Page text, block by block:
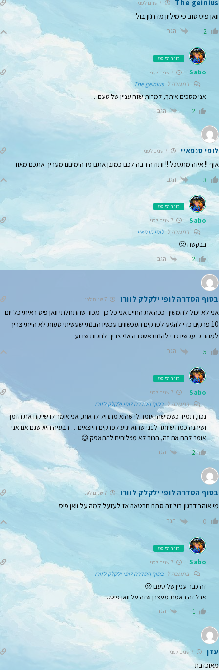
The geinius
וואן פיס טוב פי מיליון מדרגון בול
2 הגב
כותב הפוסט
Sabo
בתגובה לThe geinius
אני מסכים איתך, למרות שזה עניין של טעם…
2 הגב
לופי סנפאיי
אוף !! איזה מתסכל !! ותודה רבה לכם כמובן אתם מדהימיםם מעריך אתכם מאוד
3 הגב
כותב הפוסט
Sabo
בתגובה ללופי סנפאיי
בבקשה 🙂
2 הגב
בסוף הסדרה לופי ילקלק לזורו
אני לא יכול להמשיך ככה את החיים אני כל כך מכור שהתחלתי וואן פיס ראיתי כל יום
10 פרקים כדי להגיע לפרקים העכשווים עכשיו הבנתי שעשיתי טעות לא הייתי צריך
למהר כי עכשיו כדי להנות אשכרה אני צריך לחכות שבוע
5 הגב
כותב הפוסט
Sabo
בתגובה לבסוף הסדרה לופי ילקלק לזורו
נכון, תמיד כשמישהו אומר לי שהוא מתחיל לראות, אני אומר לו שייקח את הזמן
ושיהנה כמה שיותר לפני שהוא יגיע לפרקים היוצאים… הבעיה היא שגם אם אני
אומר להם את זה, הרוב לא מצליחים להתאפק 😉
2 הגב
בסוף הסדרה לופי ילקלק לזורו
מי אוהב דרגון בול זה סתם חרטאה אז לעזעל למה על וואן פיס
0 הגב
כותב הפוסט
Sabo
בתגובה ל בסוף הסדרה לופי ילקלק לזורו
זה כבר עניין של טעם 😛
אבל זה באמת מעצבן שזה על וואן פיס…
1 הגב
עדן
מאוכזבת